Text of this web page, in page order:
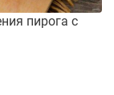
пирога с